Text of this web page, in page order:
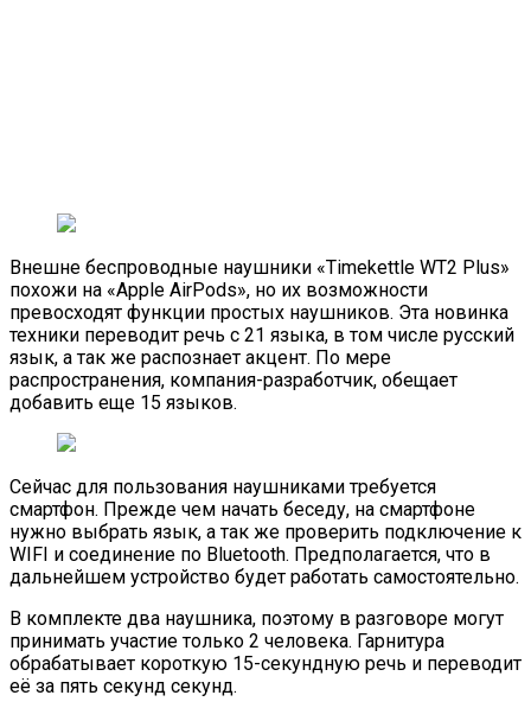
Внешне беспроводные наушники «Timekettle WT2 Plus»
похожи на «Apple AirPods», но их возможности
превосходят функции простых наушников. Эта новинка
техники переводит речь с 21 языка, в том числе русский
язык, а так же распознает акцент. По мере
распространения, компания-разработчик, обещает
добавить еще 15 языков.
Сейчас для пользования наушниками требуется
смартфон. Прежде чем начать беседу, на смартфоне
нужно выбрать язык, а так же проверить подключение к
WIFI и соединение по Bluetooth. Предполагается, что в
дальнейшем устройство будет работать самостоятельно.
В комплекте два наушника, поэтому в разговоре могут
принимать участие только 2 человека. Гарнитура
обрабатывает короткую 15-секундную речь и переводит
её за пять секунд секунд.